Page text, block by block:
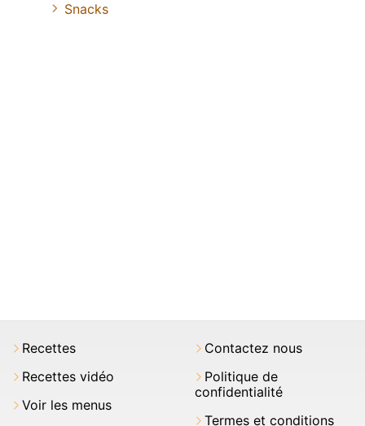
Snacks
Recettes
Recettes vidéo
Voir les menus
Contactez nous
Politique de
confidentialité
Termes et conditions